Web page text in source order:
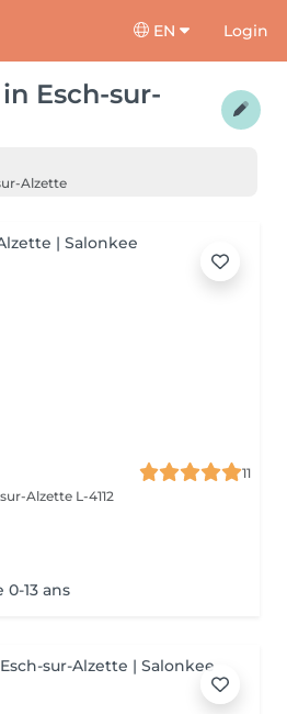
EN Login
in Esch-sur-
Alzette
11
Alzette L-4112
13 ans